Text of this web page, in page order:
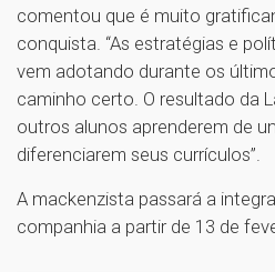
comentou que é muito
conquista. “As estratégias e
vem adotando durante os
caminho certo. O resultado da
outros alunos aprenderem de
diferenciarem seus currículos”.
A mackenzista passará a
companhia a partir de 13 de
1